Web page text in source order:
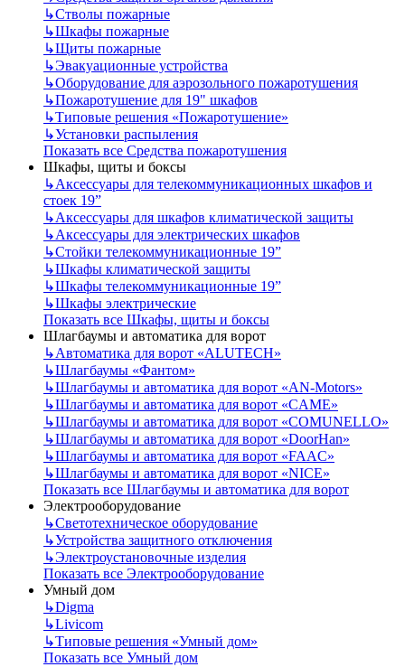
↳Стволы пожарные
↳Шкафы пожарные
↳Щиты пожарные
↳Эвакуационные устройства
↳Оборудование для аэрозольного пожаротушения
↳Пожаротушение для 19" шкафов
↳Типовые решения «Пожаротушение»
↳Установки распыления
Показать все Средства пожаротушения
Шкафы, щиты и боксы
↳Аксессуары для телекоммуникационных шкафов и
стоек 19”
↳Аксессуары для шкафов климатической защиты
↳Аксессуары для электрических шкафов
↳Стойки телекоммуникационные 19”
↳Шкафы климатической защиты
↳Шкафы телекоммуникационные 19”
↳Шкафы электрические
Показать все Шкафы, щиты и боксы
Шлагбаумы и автоматика для ворот
↳Автоматика для ворот «ALUTECH»
↳Шлагбаумы «Фантом»
↳Шлагбаумы и автоматика для ворот «AN-Motors»
↳Шлагбаумы и автоматика для ворот «CAME»
↳Шлагбаумы и автоматика для ворот «COMUNELLO»
↳Шлагбаумы и автоматика для ворот «DoorHan»
↳Шлагбаумы и автоматика для ворот «FAAC»
↳Шлагбаумы и автоматика для ворот «NICE»
Показать все Шлагбаумы и автоматика для ворот
Электрооборудование
↳Светотехническое оборудование
↳Устройства защитного отключения
↳Электроустановочные изделия
Показать все Электрооборудование
Умный дом
↳Digma
↳Livicom
↳Типовые решения «Умный дом»
Показать все Умный дом